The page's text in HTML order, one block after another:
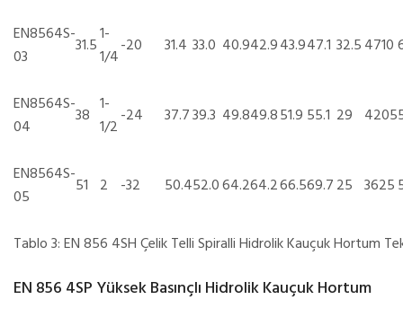
EN8564S-
03
31.51-
1/4-20 31.4 33.0 40.942.943.947.1 32.54710
EN8564S-
04
38 1-
1/2-24 37.739.3 49.849.851.9 55.1 29 4205
EN8564S-
05
51 2 -32 50.452.064.264.266.569.725 3625
Tablo 3: EN 856 4SH Çelik Telli Spiralli Hidrolik Kauçuk Hortum
EN 856 4SP Yüksek Basınçlı Hidrolik Kauçuk Hortum